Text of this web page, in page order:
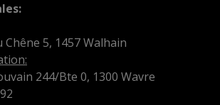
5, 1457 Walhain
244/Bte 0, 1300 Wavre